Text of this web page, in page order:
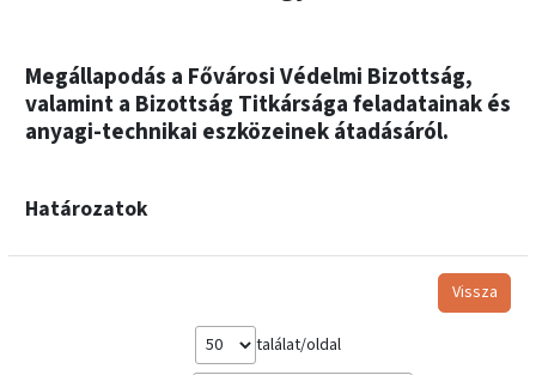
Megállapodás a Fővárosi Védelmi Bizottság,
valamint a Bizottság Titkársága feladatainak és
anyagi-technikai eszközeinek átadásáról.
Határozatok
Vissza
találat/oldal